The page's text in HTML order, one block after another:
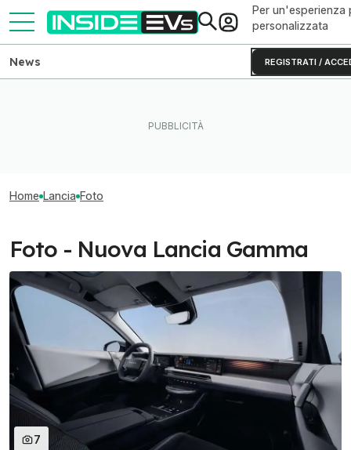
Per un'esperienza
personalizzata
REGISTRATI /
News
Home Lancia Foto
Foto - Nuova Lancia Gamma
7